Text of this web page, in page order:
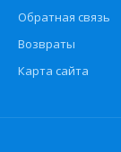
Обратная связь
Возвраты
Карта сайта